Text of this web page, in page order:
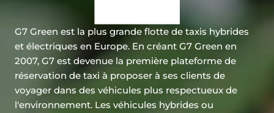
G7 Green est la plus grande flotte de taxis hybrides
et électriques en Europe. En créant G7 Green en
2007, G7 est devenue la première plateforme de
réservation de taxi à proposer à ses clients de
voyager dans des véhicules plus respectueux de
l'environnement. Les véhicules hybrides ou